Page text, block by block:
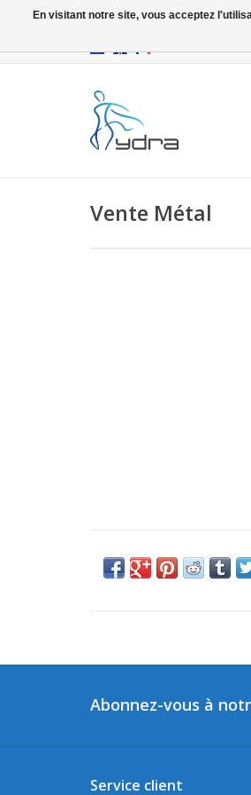
Vente Métal
Abonnez-vous à
Service client
En visitant notre site, vous acceptez